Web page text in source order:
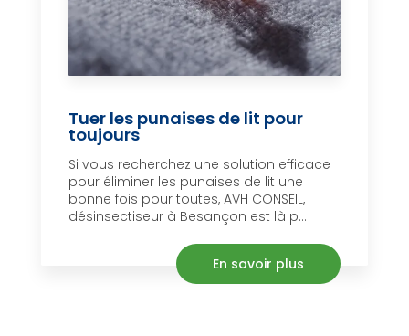
Tuer les punaises de lit pour
toujours
Si vous recherchez une solution efficace
pour éliminer les punaises de lit une
bonne fois pour toutes, AVH CONSEIL,
désinsectiseur à Besançon est là p...
En savoir plus